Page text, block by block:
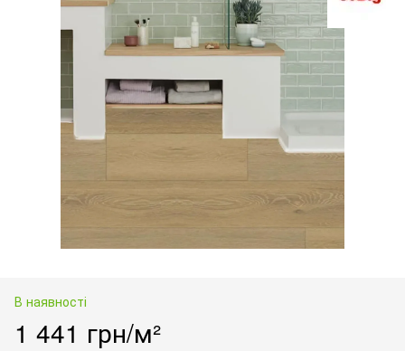
В наявності
1 441 грн/м²